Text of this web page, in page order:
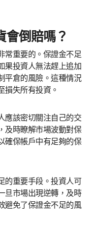
會倒賠嗎？
常重要的。保證金不足
果投資人無法趕上追加
平倉的風險。這種情況
損失所有投資。
應該密切關注自己的交
及時瞭解市場波動對保
確保帳戶中有足夠的保
的重要手段。投資人可
旦市場出現逆轉，及時
避免了保證金不足的風